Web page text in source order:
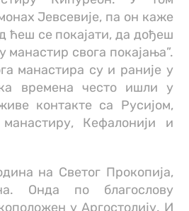
Јевсевије, па он каже
ћеш се покајати, да дођеш
манастир свога покајања”.
манастира су и раније у
времена често ишли у
контакте са Русијом,
Кефалонији и
на Светог Прокопија,
Онда по благослову
у Аргостолију. И